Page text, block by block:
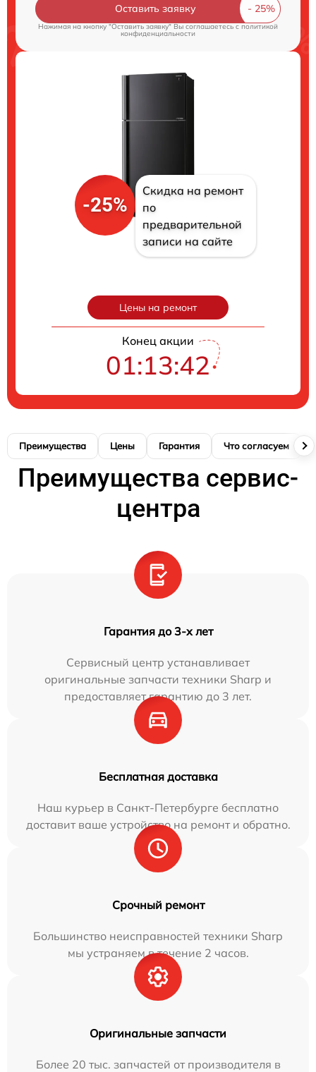
Оставить заявку
Нажимая на кнопку "Оставить заявку" Вы соглашаетесь cполитикой
конфиденциальности
-25%
Скидка на ремонт
по
предварительной
записи на сайте
Цены на ремонт
Конец акции
01:13:41
Преимущества Цены Гарантия Что согласуем
Преимущества сервис-
центра
Гарантия до 3-х лет
Сервисный центр устанавливает
оригинальные запчасти техники Sharp и
предоставляет гарантию до 3 лет.
Бесплатная доставка
Наш курьер в Санкт-Петербурге бесплатно
доставит ваше устройство на ремонт и обратно.
Срочный ремонт
Большинство неисправностей техники Sharp
мы устраняем в течение 2 часов.
Оригинальные запчасти
Более 20 тыс. запчастей от производителя в